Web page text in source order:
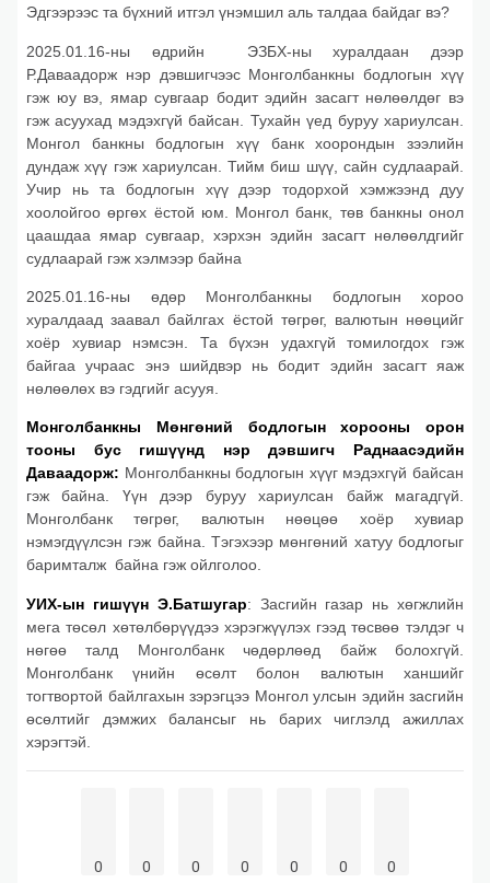
Эдгээрээс та бүхний итгэл үнэмшил аль талдаа байдаг вэ?
2025.01.16-ны өдрийн ЭЗБХ-ны хуралдаан дээр
Р.Даваадорж нэр дэвшигчээс Монголбанкны бодлогын хүү
гэж юу вэ, ямар сувгаар бодит эдийн засагт нөлөөлдөг вэ
гэж асуухад мэдэхгүй байсан. Тухайн үед буруу хариулсан.
Монгол банкны бодлогын хүү банк хоорондын зээлийн
дундаж хүү гэж хариулсан. Тийм биш шүү, сайн судлаарай.
Учир нь та бодлогын хүү дээр тодорхой хэмжээнд дуу
хоолойгоо өргөх ёстой юм. Монгол банк, төв банкны онол
цаашдаа ямар сувгаар, хэрхэн эдийн засагт нөлөөлдгийг
судлаарай гэж хэлмээр байна
2025.01.16-ны өдөр Монголбанкны бодлогын хороо
хуралдаад заавал байлгах ёстой төгрөг, валютын нөөцийг
хоёр хувиар нэмсэн. Та бүхэн удахгүй томилогдох гэж
байгаа учраас энэ шийдвэр нь бодит эдийн засагт яаж
нөлөөлөх вэ гэдгийг асууя.
Монголбанкны Мөнгөний бодлогын хорооны орон
тооны бус гишүүнд нэр дэвшигч Раднаасэдийн
Даваадорж: Монголбанкны бодлогын хүүг мэдэхгүй байсан
гэж байна. Үүн дээр буруу хариулсан байж магадгүй.
Монголбанк төгрөг, валютын нөөцөө хоёр хувиар
нэмэгдүүлсэн гэж байна. Тэгэхээр мөнгөний хатуу бодлогыг
баримталж байна гэж ойлголоо.
УИХ-ын гишүүн Э.Батшугар: Засгийн газар нь хөгжлийн
мега төсөл хөтөлбөрүүдээ хэрэгжүүлэх гээд төсвөө тэлдэг ч
нөгөө талд Монголбанк чөдөрлөөд байж болохгүй.
Монголбанк үнийн өсөлт болон валютын ханшийг
тогтвортой байлгахын зэрэгцээ Монгол улсын эдийн засгийн
өсөлтийг дэмжих балансыг нь барих чиглэлд ажиллах
хэрэгтэй.
0 0 0 0 0 0 0